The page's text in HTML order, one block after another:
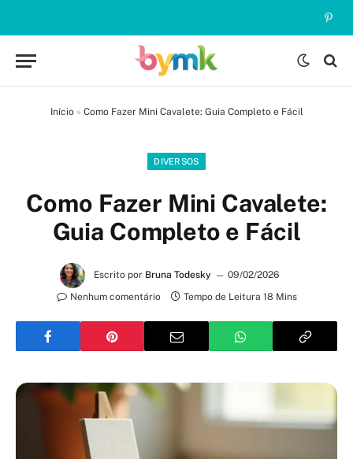
Início» Como Fazer Mini Cavalete: Guia Completo e Fácil
DIVERSOS
Como Fazer Mini Cavalete:
Guia Completo e Fácil
Escrito por Bruna Todesky
09/02/2026
Nenhum comentário
Tempo de Leitura 18 Mins